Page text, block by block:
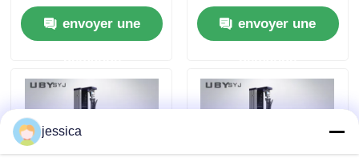
degré de précision de
0,5 et un espace de
test efficace de 600
vêtements
envoyer une
colonne de haute
précision ± 0,5% de
précision pour les
la traction
envoyer une
jessica